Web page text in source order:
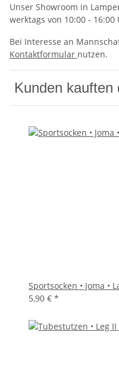
Unser Showroom in
werktags von 10:00 -
Bei Interesse an
Kontaktformular nutzen.
Kunden kauften
Sportsocken • Joma •
5,90 € *